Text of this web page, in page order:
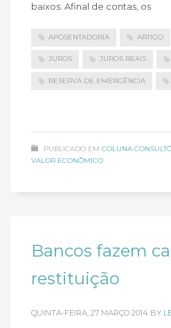
baixos. Afinal de contas, os
APOSENTADORIA ARTIGO
JUROS JUROS REAIS
RESERVA DE EMERGÊNCIA
PUBLICADO EM COLUNA
VALOR ECONÔMICO
Bancos fazem
restituição
QUINTA-FEIRA, 27 MARÇO 2014 BY